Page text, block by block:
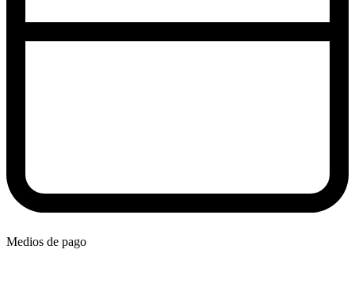
Medios de pago